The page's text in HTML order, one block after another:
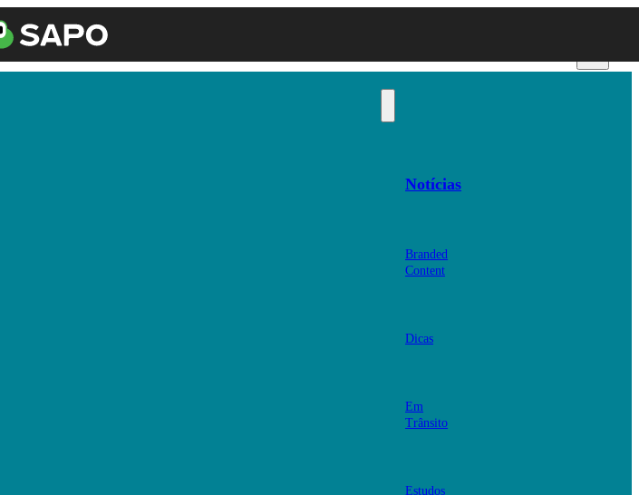
Notícias
Branded
Content
Dicas
Em
Trânsito
Estudos